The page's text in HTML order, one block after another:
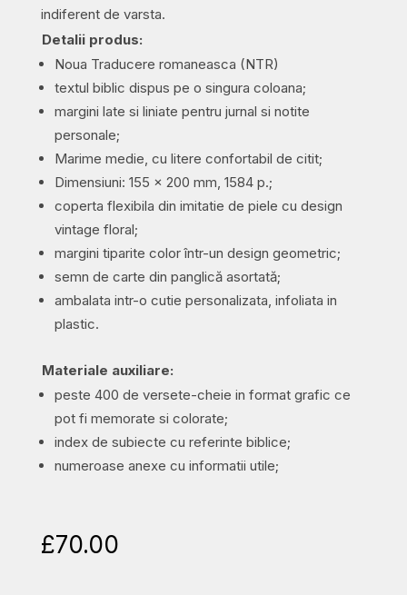
indiferent de varsta.
Detalii produs:
Noua Traducere romaneasca (NTR)
textul biblic dispus pe o singura coloana;
margini late si liniate pentru jurnal si notite
personale;
Marime medie, cu litere confortabil de citit;
Dimensiuni: 155 x 200 mm, 1584 p.;
coperta flexibila din imitatie de piele cu design
vintage floral;
margini tiparite color într-un design geometric;
semn de carte din panglică asortată;
ambalata intr-o cutie personalizata, infoliata in
plastic.
Materiale auxiliare:
peste 400 de versete-cheie in format grafic ce
pot fi memorate si colorate;
index de subiecte cu referinte biblice;
numeroase anexe cu informatii utile;
£70.00